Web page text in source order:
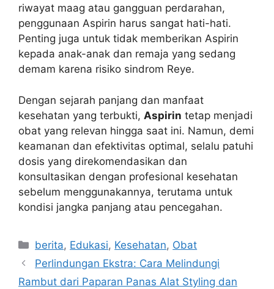
riwayat maag atau gangguan perdarahan,
penggunaan Aspirin harus sangat hati-hati.
Penting juga untuk tidak memberikan Aspirin
kepada anak-anak dan remaja yang sedang
demam karena risiko sindrom Reye.
Dengan sejarah panjang dan manfaat
kesehatan yang terbukti, Aspirin tetap menjadi
obat yang relevan hingga saat ini. Namun, demi
keamanan dan efektivitas optimal, selalu patuhi
dosis yang direkomendasikan dan
konsultasikan dengan profesional kesehatan
sebelum menggunakannya, terutama untuk
kondisi jangka panjang atau pencegahan.
Kategori
berita, Edukasi, Kesehatan, Obat
Perlindungan Ekstra: Cara Melindungi
Rambut dari Paparan Panas Alat Styling dan